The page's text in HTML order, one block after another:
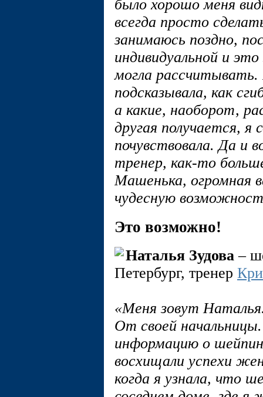
было хорошо меня
всегда просто
занимаюсь поздно,
индивидуальной и
могла
подсказывала, как
а какие, наоборот,
другая получается,
почувствовала. Да и
тренер, как-то
Машенька, огромная
чудесную
Это возможно!
Наталья Зудова –
Петербург, тренер
«Меня зовут
От своей начальницы.
информацию о
восхищали успехи
когда я узнала, что